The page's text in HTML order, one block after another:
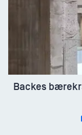
Backes